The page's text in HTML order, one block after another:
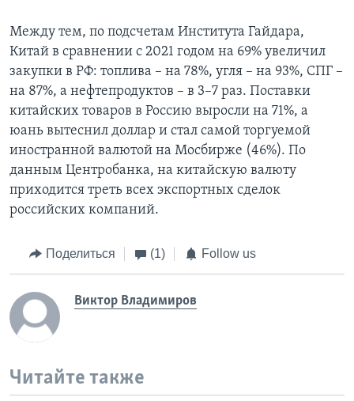
Между тем, по подсчетам Института Гайдара,
Китай в сравнении с 2021 годом на 69% увеличил
закупки в РФ: топлива – на 78%, угля – на 93%, СПГ –
на 87%, а нефтепродуктов – в 3–7 раз. Поставки
китайских товаров в Россию выросли на 71%, а
юань вытеснил доллар и стал самой торгуемой
иностранной валютой на Мосбирже (46%). По
данным Центробанка, на китайскую валюту
приходится треть всех экспортных сделок
российских компаний.
Поделиться (1) Follow us
Виктор Владимиров
Читайте также